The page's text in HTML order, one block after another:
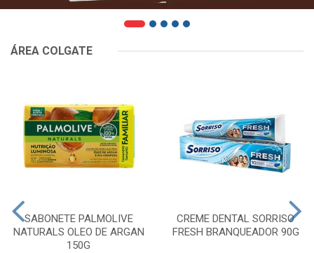
ÁREA COLGATE
SABONETE PALMOLIVE
NATURALS OLEO DE ARGAN
150G
CREME DENTAL SORRISO
FRESH BRANQUEADOR 90G